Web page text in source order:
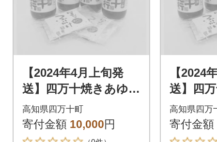
【2024年4月上旬発
送】四万十焼きあゆだ
し醤油・ゆずポン酢4
本 Ess-05
高知県四万十町
寄付金額 10,000円
【2024
送】四
し醤油
本 Ess-
高知県四万
寄付金額